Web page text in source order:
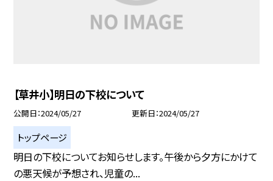
【草井小】明日の下校について
公開日 2024/05/27 更新日 2024/05/27
トップページ
明日の下校についてお知らせします。午後から夕方にかけて
の悪天候が予想され、児童の...